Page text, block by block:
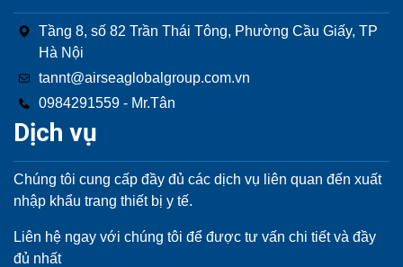
Tầng 8, số 82 Trần Thái Tông, Phường Cầu Giấy, TP
Hà Nội
tannt@airseaglobalgroup.com.vn
0984291559 - Mr.Tân
Dịch vụ
Chúng tôi cung cấp đầy đủ các dịch vụ liên quan đến xuất
nhập khẩu trang thiết bị y tế.
Liên hệ ngay với chúng tôi để được tư vấn chi tiết và đầy
đủ nhất